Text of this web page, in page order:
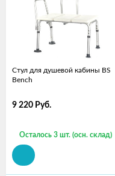
Стул для душевой кабины BS
Bench
9 220 Руб.
Осталось 3 шт. (осн. склад)